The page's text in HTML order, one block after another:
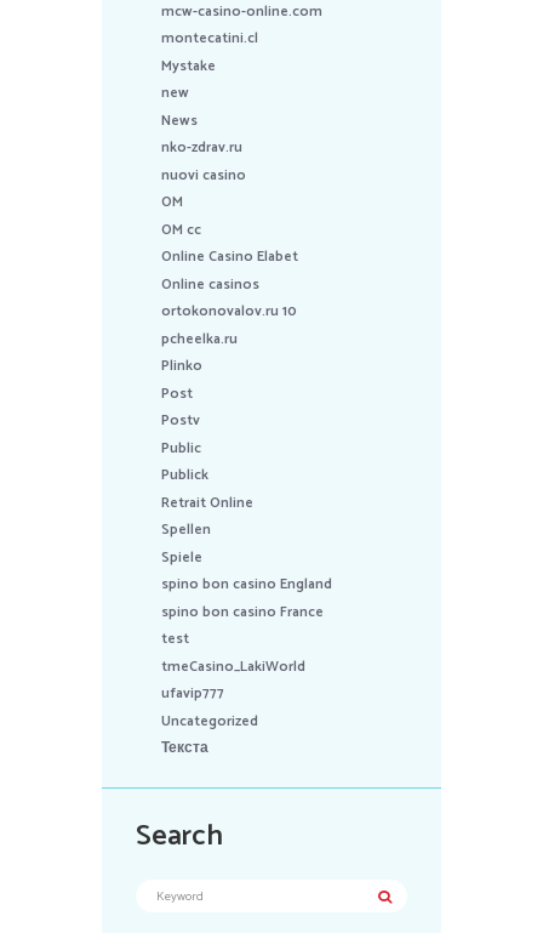
mcw-casino-online.com
montecatini.cl
Mystake
new
News
nko-zdrav.ru
nuovi casino
OM
OM cc
Online Casino Elabet
Online casinos
ortokonovalov.ru 10
pcheelka.ru
Plinko
Post
Postv
Public
Publick
Retrait Online
Spellen
Spiele
spino bon casino England
spino bon casino France
test
tmeCasino_LakiWorld
ufavip777
Uncategorized
Текста
Search